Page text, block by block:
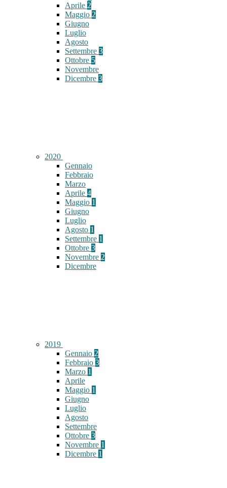
Aprile 2
Maggio 2
Giugno
Luglio
Agosto
Settembre 3
Ottobre 5
Novembre
Dicembre 3
2020
Gennaio
Febbraio
Marzo
Aprile 4
Maggio 1
Giugno
Luglio
Agosto 1
Settembre 1
Ottobre 3
Novembre 2
Dicembre
2019
Gennaio 2
Febbraio 3
Marzo 1
Aprile
Maggio 1
Giugno
Luglio
Agosto
Settembre
Ottobre 3
Novembre 1
Dicembre 1